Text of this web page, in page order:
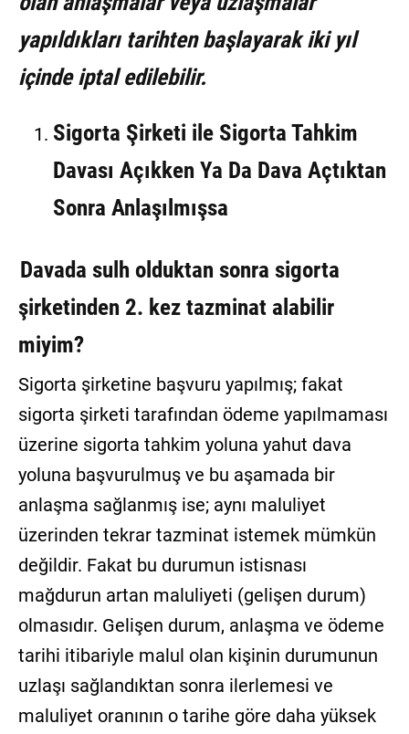
yapıldıkları tarihten başlayarak iki yıl
içinde iptal edilebilir.
Sigorta Şirketi ile Sigorta Tahkim
Davası Açıkken Ya Da Dava Açtıktan
Sonra Anlaşılmışsa
Davada sulh olduktan sonra sigorta
şirketinden 2. kez tazminat alabilir
miyim?
Sigorta şirketine başvuru yapılmış; fakat
sigorta şirketi tarafından ödeme yapılmaması
üzerine sigorta tahkim yoluna yahut dava
yoluna başvurulmuş ve bu aşamada bir
anlaşma sağlanmış ise; aynı maluliyet
üzerinden tekrar tazminat istemek mümkün
değildir. Fakat bu durumun istisnası
mağdurun artan maluliyeti (gelişen durum)
olmasıdır. Gelişen durum, anlaşma ve ödeme
tarihi itibariyle malul olan kişinin durumunun
uzlaşı sağlandıktan sonra ilerlemesi ve
maluliyet oranının o tarihe göre daha yüksek